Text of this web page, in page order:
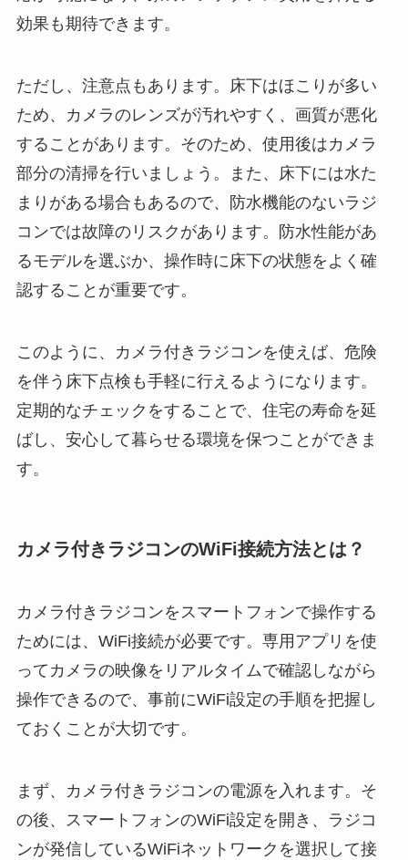
効果も期待できます。
ただし、注意点もあります。床下はほこりが多い
ため、カメラのレンズが汚れやすく、画質が悪化
することがあります。そのため、使用後はカメラ
部分の清掃を行いましょう。また、床下には水た
まりがある場合もあるので、防水機能のないラジ
コンでは故障のリスクがあります。防水性能があ
るモデルを選ぶか、操作時に床下の状態をよく確
認することが重要です。
このように、カメラ付きラジコンを使えば、危険
を伴う床下点検も手軽に行えるようになります。
定期的なチェックをすることで、住宅の寿命を延
ばし、安心して暮らせる環境を保つことができま
す。
カメラ付きラジコンのWiFi接続方法とは？
カメラ付きラジコンをスマートフォンで操作する
ためには、WiFi接続が必要です。専用アプリを使
ってカメラの映像をリアルタイムで確認しながら
操作できるので、事前にWiFi設定の手順を把握し
ておくことが大切です。
まず、カメラ付きラジコンの電源を入れます。そ
の後、スマートフォンのWiFi設定を開き、ラジコ
ンが発信しているWiFiネットワークを選択して接